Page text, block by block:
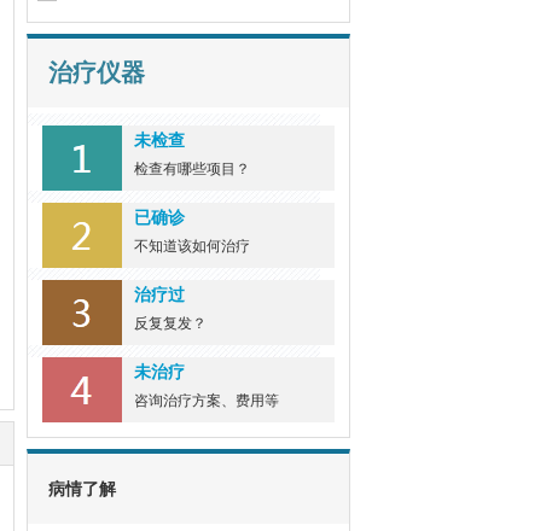
银屑病与饮酒吸烟的关
系
银屑病的常见类型与症
状
一种慢性、复... [详细]
治疗仪器
未检查
检查有哪些项目？
已确诊
不知道该如何治疗
治疗过
反复复发？
未治疗
咨询治疗方案、费用等
病情了解